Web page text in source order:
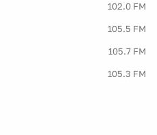
102.0 FM
105.5 FM
105.7 FM
105.3 FM